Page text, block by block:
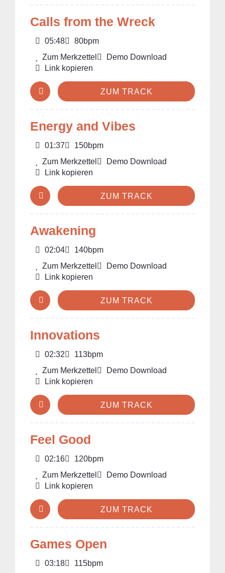
Calls from the Wreck
05:48
80bpm
Zum Merkzettel
Demo Download
Link kopieren
ZUM TRACK
Energy and Vibes
01:37
150bpm
Zum Merkzettel
Demo Download
Link kopieren
ZUM TRACK
Awakening
02:04
140bpm
Zum Merkzettel
Demo Download
Link kopieren
ZUM TRACK
Innovations
02:32
113bpm
Zum Merkzettel
Demo Download
Link kopieren
ZUM TRACK
Feel Good
02:16
120bpm
Zum Merkzettel
Demo Download
Link kopieren
ZUM TRACK
Games Open
03:18 115bpm